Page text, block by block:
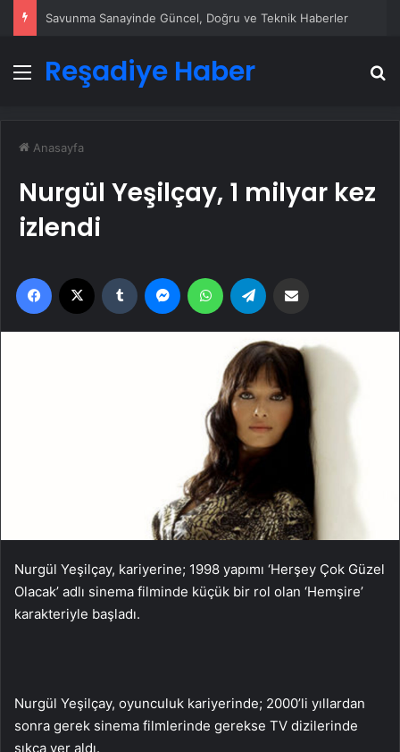
Datahost İle Güvenilir Sunucu Hizmetleri
Menü
Reşadiye Haber
Anasayfa
Nurgül Yeşilçay, 1 milyar kez
izlendi
Facebook Tumblr MessengerWhatsApp
Nurgül Yeşilçay, kariyerine; 1998 yapımı ‘Herşey Çok Güzel
Olacak’ adlı sinema filminde küçük bir rol olan ‘Hemşire’
karakteriyle başladı.
Nurgül Yeşilçay, oyunculuk kariyerinde; 2000’li yıllardan
sonra gerek sinema filmlerinde gerekse TV dizilerinde
sıkça yer aldı.